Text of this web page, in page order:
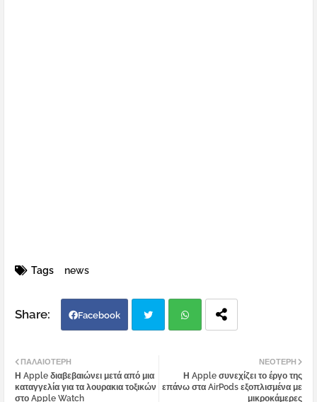
Tags news
Facebook
tter atsa
ΝΕΌΤΕΡΗ
Η Apple συνεχίζει το έργο της
επάνω στα AirPods εξοπλισμένα με
μικροκάμερες
ΠΑΛΑΙΌΤΕΡΗ
Η Apple διαβεβαιώνει μετά από μια
καταγγελία για τα λουρακια τοξικών
στο Apple Watch